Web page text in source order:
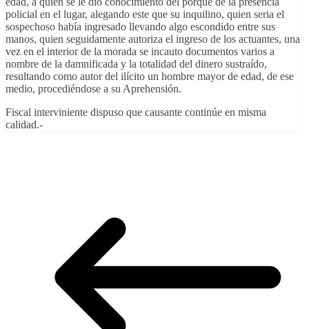
policial en el lugar, alegando este que su inquilino, quien seria el
sospechoso había ingresado llevando algo escondido entre sus
manos, quien seguidamente autoriza el ingreso de los actuantes, una
vez en el interior de la morada se incauto documentos varios a
nombre de la damnificada y la totalidad del dinero sustraído,
resultando como autor del ilícito un hombre mayor de edad, de ese
medio, procediéndose a su Aprehensión.
Fiscal interviniente dispuso que causante continúe en misma
calidad.-